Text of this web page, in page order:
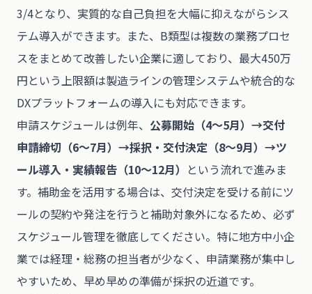
3/4となり、実質的な自己負担を大幅に抑えながらシス
テム導入ができます。また、B類型は複数の業務プロセ
スをまとめて改善したい企業に適しており、最大450万
円という上限額は製造ラインの管理システムや統合的な
DXプラットフォームの導入にも対応できます。
申請スケジュールは例年、 公募開始（4〜5月）→交付
申請締切（6〜7月）→採択・交付決定（8〜9月）→ツ
ール導入・実績報告（10〜12月） という流れで進みま
す。補助金を活用する場合は、交付決定を受ける前にツ
ールの契約や発注を行うと補助対象外になるため、必ず
スケジュール管理を徹底してください。特に地方中小企
業では経理・総務の担当者が少なく、申請業務が集中し
やすいため、早め早めの準備が採択の近道です。